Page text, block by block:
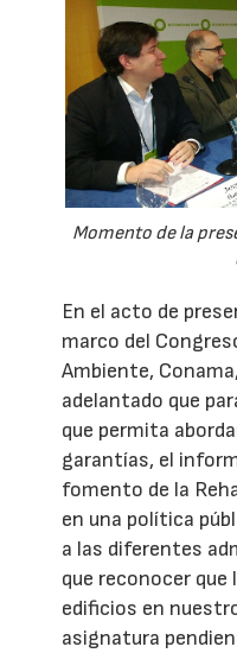
Momento de la
En el acto de
marco del
Ambiente,
adelantado que
que permita
garantías, el
fomento de la
en una política
a las diferentes
que reconocer
edificios en
asignatura